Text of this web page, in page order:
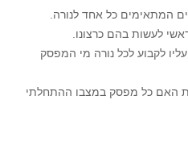
לעשות בהם כרצונו.
לקבוע לכל נורה מי המפסק
האם כל מפסק במצבו ההתחלתי